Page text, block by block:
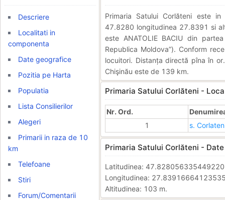
Descriere
Localitati in
componenta
Date geografice
Pozitia pe Harta
Populatia
Lista Consilierilor
Alegeri
Primarii in raza de 10
km
Telefoane
Stiri
Forum/Comentarii
Primaria Satului Corlăteni este
47.8280 longitudinea 27.8391 si
este ANATOLIE BACIU din
Republica Moldova”). Conform
locuitori. Distanța directă pîna în
Chişinău este de 139 km.
Primaria Satului Corlăteni -
Nr. Ord.
1
s.
Primaria Satului Corlăteni -
Latitudinea:
Longitudinea:
Altitudinea: 103 m.